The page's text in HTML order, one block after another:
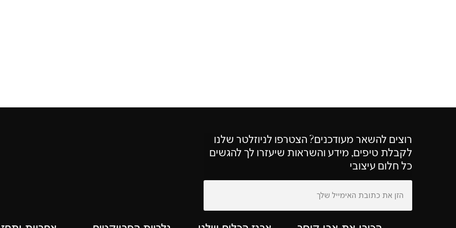
רוצים להשאר מעודכנים? הצטרפו לניוזלטר שלנו
לקבלת טיפים, מידע והשראות שיעזרו לך להגשים
כל חלום עיצובי